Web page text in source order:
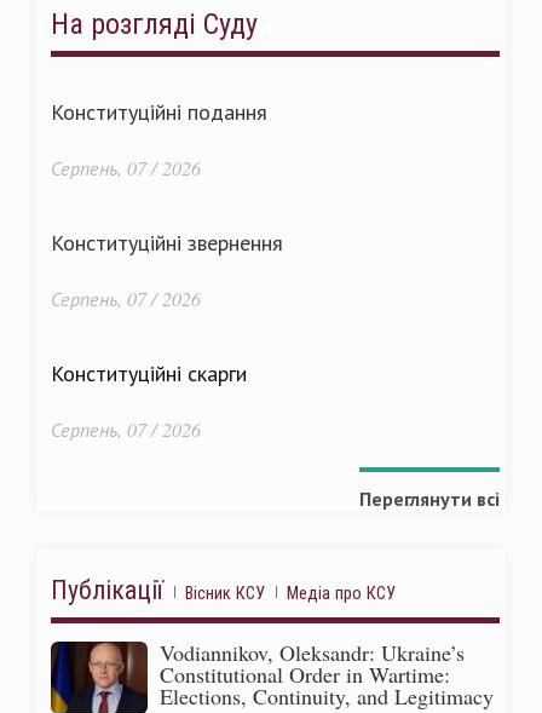
На розгляді Суду
Конституційні подання
Серпень, 07 / 2026
Конституційні звернення
Серпень, 07 / 2026
Конституційні скарги
Серпень, 07 / 2026
Переглянути всі
Публікації Вісник КСУ Медіа про КСУ
Vodiannikov, Oleksandr: Ukraine’s
Constitutional Order in Wartime:
Elections, Continuity, and Legitimacy